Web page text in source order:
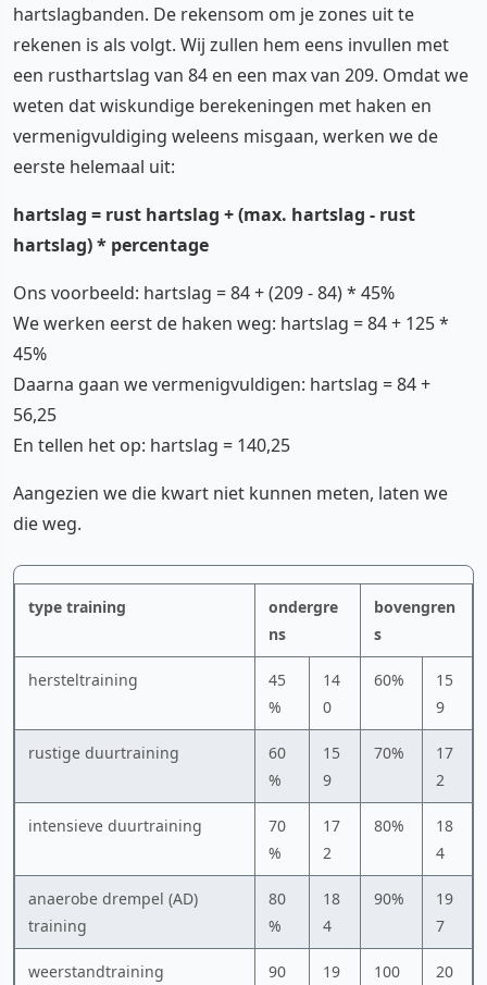
hartslagbanden. De rekensom om je zones uit te
rekenen is als volgt. Wij zullen hem eens invullen met
een rusthartslag van 84 en een max van 209. Omdat we
weten dat wiskundige berekeningen met haken en
vermenigvuldiging weleens misgaan, werken we de
eerste helemaal uit:
hartslag = rust hartslag + (max. hartslag - rust
hartslag) * percentage
Ons voorbeeld: hartslag = 84 + (209 - 84) * 45%
We werken eerst de haken weg: hartslag = 84 + 125 *
45%
Daarna gaan we vermenigvuldigen: hartslag = 84 +
56,25
En tellen het op: hartslag = 140,25
Aangezien we die kwart niet kunnen meten, laten we
die weg.
type training
ondergre
ns
bovengren
s
hersteltraining
45
%
14
0
60%
15
9
rustige duurtraining
60
%
15
9
70%
17
2
intensieve duurtraining
70
%
17
2
80%
18
4
anaerobe drempel (AD)
training
80
%
18
4
90%
19
7
weerstandtraining 90 19 100 20